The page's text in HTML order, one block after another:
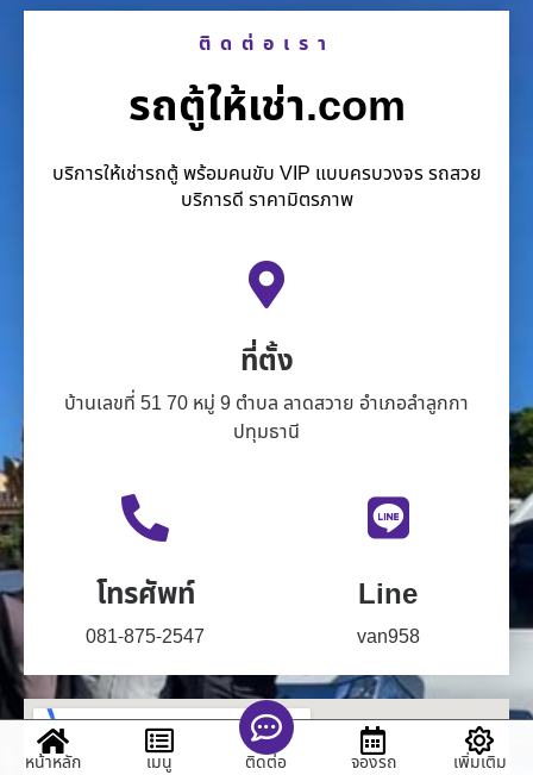
ติดต่อเรา
รถตู้ให้เช่า.com
บริการให้เช่ารถตู้ พร้อมคนขับ VIP แบบครบวงจร รถสวย
บริการดี ราคามิตรภาพ
ที่ตั้ง
บ้านเลขที่ 51 70 หมู่ 9 ตำบล ลาดสวาย อำเภอลำลูกกา
ปทุมธานี
โทรศัพท์
081-875-2547
Line
van958
หน้าหลัก เมนู ติดต่อ จองรถ เพิ่มเติม